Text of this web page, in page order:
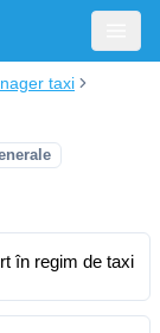
taxi
în regim de taxi